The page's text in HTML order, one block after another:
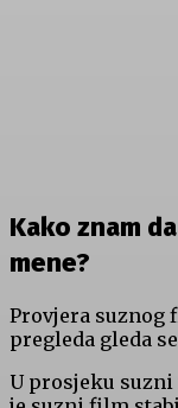
Kako znam
mene?
Provjera suznog
pregleda gleda
U prosjeku